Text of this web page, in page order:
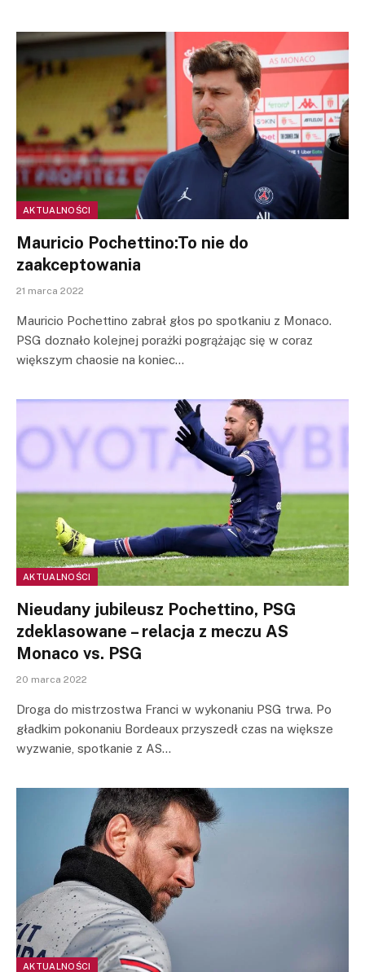
AKTUALNOŚCI
Mauricio Pochettino:To nie do
zaakceptowania
21 marca 2022
Mauricio Pochettino zabrał głos po spotkaniu z Monaco.
PSG doznało kolejnej porażki pogrążając się w coraz
większym chaosie na koniec…
AKTUALNOŚCI
Nieudany jubileusz Pochettino, PSG
zdeklasowane – relacja z meczu AS
Monaco vs. PSG
20 marca 2022
Droga do mistrzostwa Franci w wykonaniu PSG trwa. Po
gładkim pokonaniu Bordeaux przyszedł czas na większe
wyzwanie, spotkanie z AS…
AKTUALNOŚCI